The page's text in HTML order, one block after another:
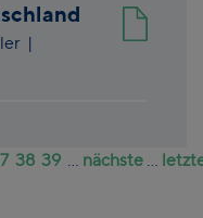
|
38 39 ... nächste ...